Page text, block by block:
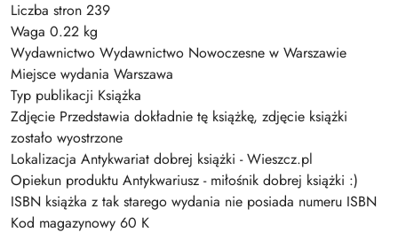
Liczba stron 239
Waga 0.22 kg
Wydawnictwo Wydawnictwo Nowoczesne w Warszawie
Miejsce wydania Warszawa
Typ publikacji Książka
Zdjęcie Przedstawia dokładnie tę książkę, zdjęcie książki
zostało wyostrzone
Lokalizacja Antykwariat dobrej książki - Wieszcz.pl
Opiekun produktu Antykwariusz - miłośnik dobrej książki :)
ISBN książka z tak starego wydania nie posiada numeru ISBN
Kod magazynowy 60 K